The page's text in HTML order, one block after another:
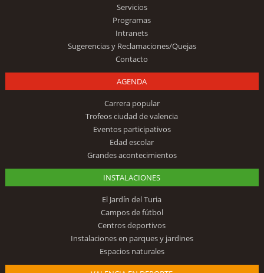
Servicios
Programas
Intranets
Sugerencias y Reclamaciones/Quejas
Contacto
AGENDA
Carrera popular
Trofeos ciudad de valencia
Eventos participativos
Edad escolar
Grandes acontecimientos
INSTALACIONES
El Jardín del Turia
Campos de fútbol
Centros deportivos
Instalaciones en parques y jardines
Espacios naturales